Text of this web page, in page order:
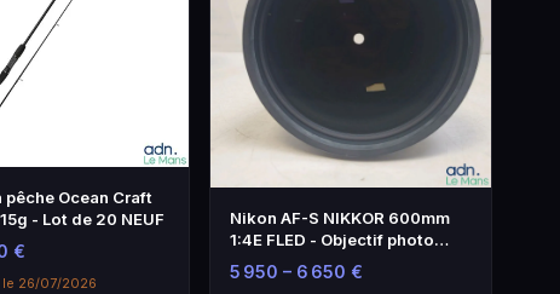
pêche Ocean Craft
- Lot de 20 NEUF
€
le 26/07/2026
Nikon AF-S NIKKOR 600mm
1:4E FLED - Objectif photo
comme neuf
5 950 – 6 650 €